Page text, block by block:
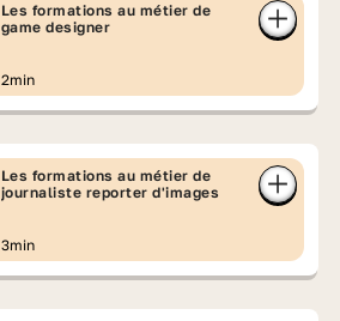
Les formations au métier de
game designer
2min
Les formations au métier de
journaliste reporter d'images
3min